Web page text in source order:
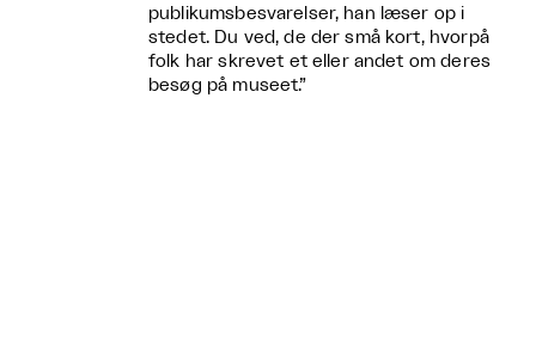
publikumsbesvarelser, han læser op i
stedet. Du ved, de der små kort, hvorpå
folk har skrevet et eller andet om deres
besøg på museet.”